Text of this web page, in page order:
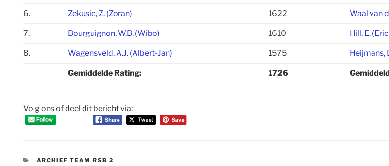
6. Zekusic, Z. (Zoran) 1622 Waal van
7. Bourguignon, W.B. (Wibo) 1610 Hill, E.
8. Wagensveld, A.J. (Albert-Jan) 1575 Heijmans,
Gemiddelde Rating: 1726
Volg ons of deel dit bericht via:
CATEGORIEËN
ARCHIEF TEAM RSB 2